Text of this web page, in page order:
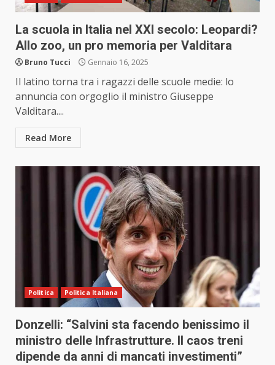
La scuola in Italia nel XXI secolo: Leopardi?
Allo zoo, un pro memoria per Valditara
Bruno Tucci Gennaio 16, 2025
Il latino torna tra i ragazzi delle scuole medie: lo
annuncia con orgoglio il ministro Giuseppe
Valditara....
Read More
Politica Politica Italiana
Donzelli: “Salvini sta facendo benissimo il
ministro delle Infrastrutture. Il caos treni
dipende da anni di mancati investimenti”